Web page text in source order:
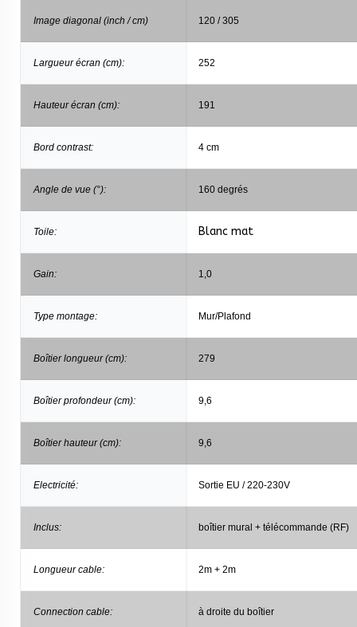
Image diagonal (inch / cm) 120 / 305
Largueur écran (cm): 252
Hauteur écran (cm): 191
Bord contrast: 4 cm
Angle de vue (°): 160 degrés
Toile: Blanc mat
Gain: 1,0
Type montage: Mur/Plafond
Boîtier longueur (cm): 279
Boîtier profondeur (cm): 9,6
Boîtier hauteur (cm): 9,6
Electricité: Sortie EU / 220-230V
Inclus: boîtier mural + télécommande (RF)
Longueur cable: 2m + 2m
Connection cable: à droite du boîtier